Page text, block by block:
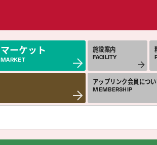
マーケット
MARKET
施設案内
FACILITY
アップリンク会員につ
MEMBERSHIP